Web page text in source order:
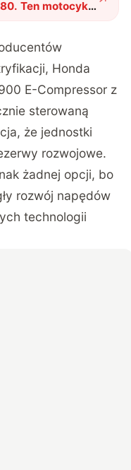
Ten motocykl
przed epoką
Honda
E-Compressor z
sterowaną
że jednostki
rozwojowe.
żadnej opcji, bo
rozwój napędów
technologii